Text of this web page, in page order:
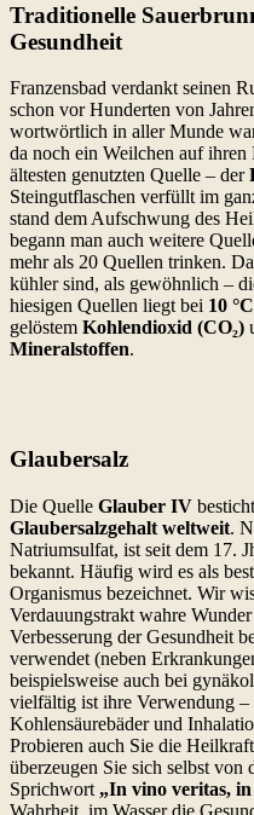
Traditionelle
Gesundheit
Franzensbad verdankt seinen
schon vor Hunderten von
wortwörtlich in aller Munde
da noch ein Weilchen auf ihren
ältesten genutzten Quelle – der
Steingutflaschen verfüllt im
stand dem Aufschwung des
begann man auch weitere
mehr als 20 Quellen trinken.
kühler sind, als gewöhnlich –
hiesigen Quellen liegt bei 10 °C
gelöstem Kohlendioxid (CO₂)
Mineralstoffen.
Glaubersalz
Die Quelle Glauber IV
Glaubersalzgehalt weltweit.
Natriumsulfat, ist seit dem 17.
bekannt. Häufig wird es als
Organismus bezeichnet. Wir
Verdauungstrakt wahre
Verbesserung der Gesundheit
verwendet (neben
beispielsweise auch bei
vielfältig ist ihre Verwendung
Kohlensäurebäder und
Probieren auch Sie die
überzeugen Sie sich selbst von
Sprichwort „In vino veritas,
Wahrheit, im Wasser die